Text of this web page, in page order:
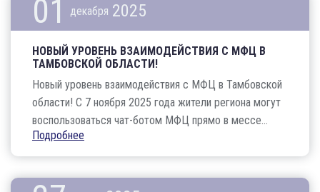
01 декабря 2025
НОВЫЙ УРОВЕНЬ ВЗАИМОДЕЙСТВИЯ С МФЦ В
ТАМБОВСКОЙ ОБЛАСТИ!
Новый уровень взаимодействия с МФЦ в Тамбовской
области! С 7 ноября 2025 года жители региона могут
воспользоваться чат-ботом МФЦ прямо в мессе...
Подробнее